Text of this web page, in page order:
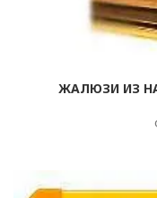
ЖАЛЮЗИ ИЗ